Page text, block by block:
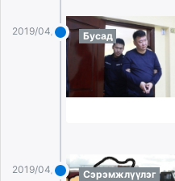
2019/04/07 Бусад
2019/04/07 Сэрэмжлүүлэг